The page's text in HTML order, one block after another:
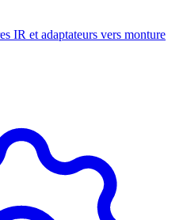
IR et adaptateurs vers monture